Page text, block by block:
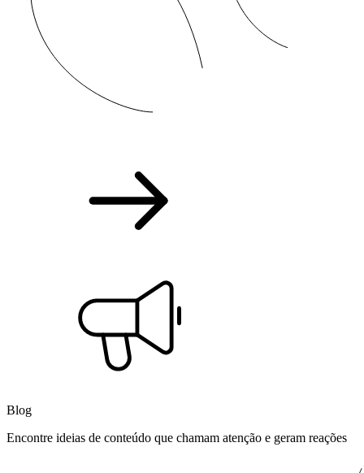
Blog
Encontre ideias de conteúdo que chamam atenção e geram reações